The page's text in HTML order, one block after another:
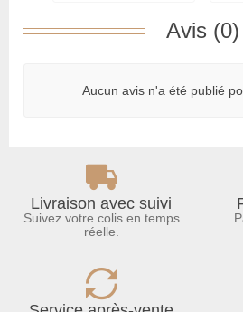
Avis (0)
Aucun avis n'a été publié
Livraison avec suivi
Suivez votre colis en temps
réelle.